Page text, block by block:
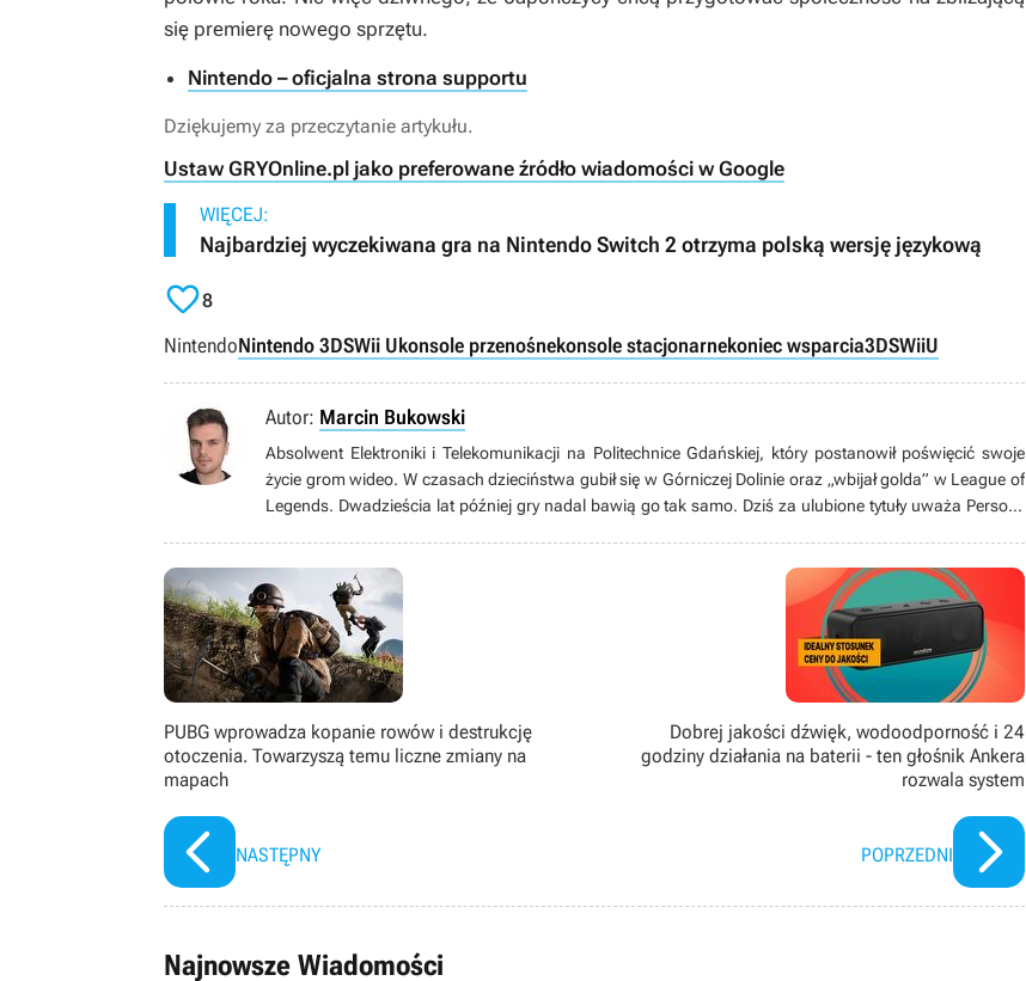
się premierę nowego sprzętu.
Nintendo – oficjalna strona supportu
Dziękujemy za przeczytanie artykułu.
Ustaw GRYOnline.pl jako preferowane źródło wiadomości w Google
WIĘCEJ:
Najbardziej wyczekiwana gra na Nintendo Switch 2 otrzyma polską wersję językową
8
NintendoNintendo 3DSWii Ukonsole przenośnekonsole stacjonarnekoniec wsparcia3DSWiiU
Autor: Marcin Bukowski
Absolwent Elektroniki i Telekomunikacji na Politechnice Gdańskiej, który postanowił poświęcić swoje
życie grom wideo. W czasach dzieciństwa gubił się w Górniczej Dolinie oraz „wbijał golda” w League of
Legends. Dwadzieścia lat później gry nadal bawią go tak samo. Dziś za ulubione tytuły uważa Persony
czas na oglądaniu filmów i seriali (głównie tych animowanych).
PUBG wprowadza kopanie rowów i destrukcję
otoczenia. Towarzyszą temu liczne zmiany na
mapach
NASTĘPNY
Dobrej jakości dźwięk, wodoodporność i 24
godziny działania na baterii - ten głośnik Ankera
rozwala system
POPRZEDNI
Najnowsze Wiadomości